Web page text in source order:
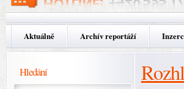
Aktuálně Archív reportáží
Hledání